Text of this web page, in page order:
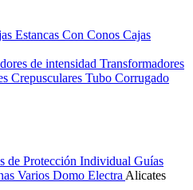
Estancas Con Conos Cajas
de intensidad Transformadores
Crepusculares Tubo Corrugado
de Protección Individual Guías
Varios Domo Electra Alicates